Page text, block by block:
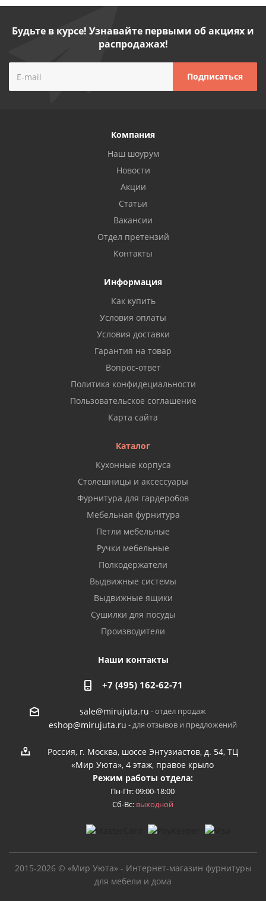
Будьте в курсе! Узнавайте первыми об акциях и
распродажах!
Компания
Наш шоурум
Новости
Акции
Статьи
Вакансии
Отдел претензий
Контакты
Информация
Как купить
Условия оплаты
Условия доставки
Гарантия на товар
Вопрос-ответ
Политика конфидециальности
Пользовательское соглашение
Карта сайта
Каталог
Кухонные корпуса
Столешницы и аксессуары
Фурнитура для гардеробов
Мебельная фурнитура
Петли мебельные
Ручки мебельные
Полкодержатели
Выдвижные системы
Выдвижные ящики
Сушилки для посуды
Производители
Наши контакты
+7 (495) 162-62-71
sale@mirujuta.ru - отдел продаж
eshop@mirujuta.ru - для отзывов и предложений
Россия, г. Москва, шоссе Энтузиастов, д. 54, ТЦ
«Мир Уюта», 4 этаж, правое крыло
Режим работы отдела:
Пн-Пт: 09:00-18:00
Сб-Вс: выходной
2015-2026 © «Мир Уюта» - Интернет-магазин фурнитуры
для мебели и дома